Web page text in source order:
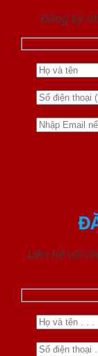
Đăng ký
Liên hệ với